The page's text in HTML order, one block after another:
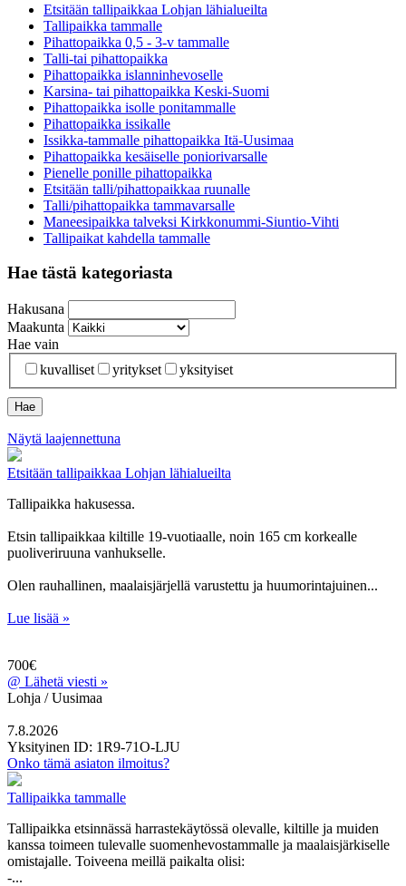
Etsitään tallipaikkaa Lohjan lähialueilta
Tallipaikka tammalle
Pihattopaikka 0,5 - 3-v tammalle
Talli-tai pihattopaikka
Pihattopaikka islanninhevoselle
Karsina- tai pihattopaikka Keski-Suomi
Pihattopaikka isolle ponitammalle
Pihattopaikka issikalle
Issikka-tammalle pihattopaikka Itä-Uusimaa
Pihattopaikka kesäiselle poniorivarsalle
Pienelle ponille pihattopaikka
Etsitään talli/pihattopaikkaa ruunalle
Talli/pihattopaikka tammavarsalle
Maneesipaikka talveksi Kirkkonummi-Siuntio-Vihti
Tallipaikat kahdella tammalle
Hae tästä kategoriasta
Hakusana
Maakunta
Hae vain
kuvalliset
yritykset yksityiset
Näytä laajennettuna
Etsitään tallipaikkaa Lohjan lähialueilta
Tallipaikka hakusessa.
Etsin tallipaikkaa kiltille 19-vuotiaalle, noin 165 cm korkealle
puoliveriruuna vanhukselle.
Olen rauhallinen, maalaisjärjellä varustettu ja huumorintajuinen...
Lue lisää »
700€
@ Lähetä viesti »
Lohja / Uusimaa
7.8.2026
Yksityinen ID: 1R9-71O-LJU
Onko tämä asiaton ilmoitus?
Tallipaikka tammalle
Tallipaikka etsinnässä harrastekäytössä olevalle, kiltille ja muiden
kanssa toimeen tulevalle suomenhevostammalle ja maalaisjärkiselle
omistajalle. Toiveena meillä paikalta olisi:
-...